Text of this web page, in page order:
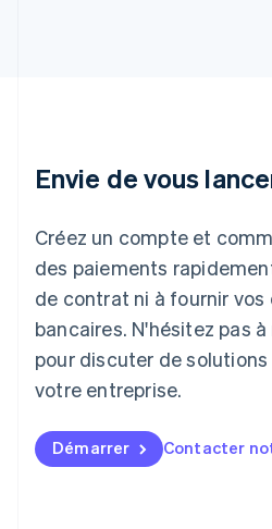
Envie de vous
Créez un compte et
des paiements
de contrat ni à fournir vos
bancaires. N'hésitez pas
pour discuter de
votre entreprise.
Démarrer Contacter
Japon
Lettonie
English
Liechtenstein
DeutschEnglish
Lituanie
Luxembourg
FrançaisDeutschEnglish
English简体中文
Malte